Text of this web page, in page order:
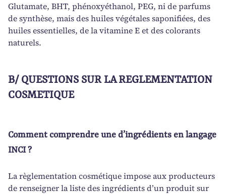
Glutamate, BHT, phénoxyéthanol, PEG, ni de parfums
de synthèse, mais des huiles végétales saponifiées, des
huiles essentielles, de la vitamine E et des colorants
naturels.
B/ QUESTIONS SUR LA REGLEMENTATION
COSMETIQUE
Comment comprendre une d’ingrédients en langage
INCI ?
La règlementation cosmétique impose aux producteurs
de renseigner la liste des ingrédients d’un produit sur